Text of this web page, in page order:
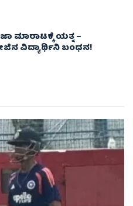
ಮಾರಾಟಕ್ಕೆ ಯತ್ನ –
ವಿದ್ಯಾರ್ಥಿನಿ ಬಂಧನ!